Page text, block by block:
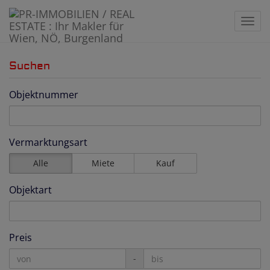
Suchen
Objektnummer
Vermarktungsart
Alle Miete Kauf
Objektart
Preis
-